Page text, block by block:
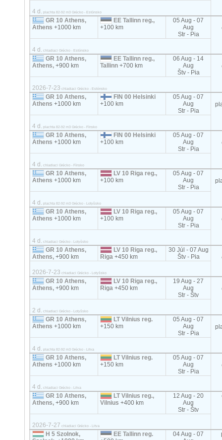
4 d. plachta 82-92 m3 Grécko - Estónsko
GR 10 Athens,
Athens+1000 km
EE Tallinn reg.,
+100 km
05 Aug - 07
Aug
Str - Pia
4 d. chladiaci Grécko - Estónsko
GR 10 Athens,
Athens,+900 km
EE Tallinn reg.,
Tallinn+700 km
06 Aug - 14
Aug
Štv - Pia
2026-7-23 chladiaci Grécko - Estónsko
GR 10 Athens,
Athens+1000 km
FIN 00 Helsinki
+100 km
05 Aug - 07
Aug
Str - Pia
4 d. plachta 82-92 m3 Grécko - Fínsko
GR 10 Athens,
Athens+1000 km
FIN 00 Helsinki
+100 km
05 Aug - 07
Aug
Str - Pia
4 d. chladiaci Grécko - Fínsko
GR 10 Athens,
Athens+1000 km
LV 10 Riga reg.,
+100 km
05 Aug - 07
Aug
Str - Pia
4 d. plachta 82-92 m3 Grécko - Lotyšsko
GR 10 Athens,
Athens+1000 km
LV 10 Riga reg.,
+100 km
05 Aug - 07
Aug
Str - Pia
4 d. chladiaci Grécko - Lotyšsko
GR 10 Athens,
Athens,+900 km
LV 10 Riga reg.,
Riga+450 km
30 Júl - 07 Aug
Štv - Pia
2026-7-23 chladiaci Grécko - Lotyšsko
GR 10 Athens,
Athens,+900 km
LV 10 Riga reg.,
Riga+450 km
19 Aug - 27
Aug
Str - Štv
2 d. chladiaci Grécko - Lotyšsko
GR 10 Athens,
Athens+1000 km
LT Vilnius reg.
+150 km
05 Aug - 07
Aug
Str - Pia
4 d. plachta 82-92 m3 Grécko - Litva
GR 10 Athens,
Athens+1000 km
LT Vilnius reg.
+150 km
05 Aug - 07
Aug
Str - Pia
4 d. chladiaci Grécko - Litva
GR 10 Athens,
Athens,+900 km
LT Vilnius reg.,
Vilnius+400 km
12 Aug - 20
Aug
Str - Štv
2026-7-27 chladiaci Grécko - Litva
H 5 Szolnok,
EE Tallinn reg.
04 Aug - 07